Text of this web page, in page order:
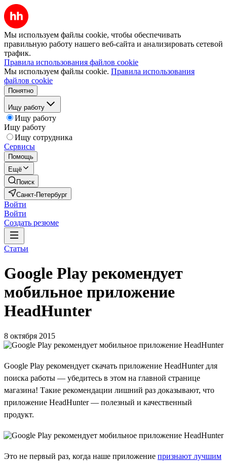
Мы используем файлы cookie, чтобы обеспечивать
правильную работу нашего веб-сайта и анализировать сетевой
трафик.
Правила использования файлов cookie
Мы используем файлы cookie. Правила использования
файлов cookie
Понятно
Ищу работу
Ищу работу
Ищу работу
Ищу сотрудника
Сервисы
Помощь
Ещё
Поиск
Санкт-Петербург
Войти
Войти
Создать резюме
Статьи
Google Play рекомендует
мобильное приложение
HeadHunter
8 октября 2015
Google Play рекомендует скачать приложение HeadHunter для
поиска работы — убедитесь в этом на главной странице
магазина! Такие рекомендации лишний раз доказывают, что
приложение HeadHunter — полезный и качественный
продукт.
Это не первый раз, когда наше приложение признают лучшим